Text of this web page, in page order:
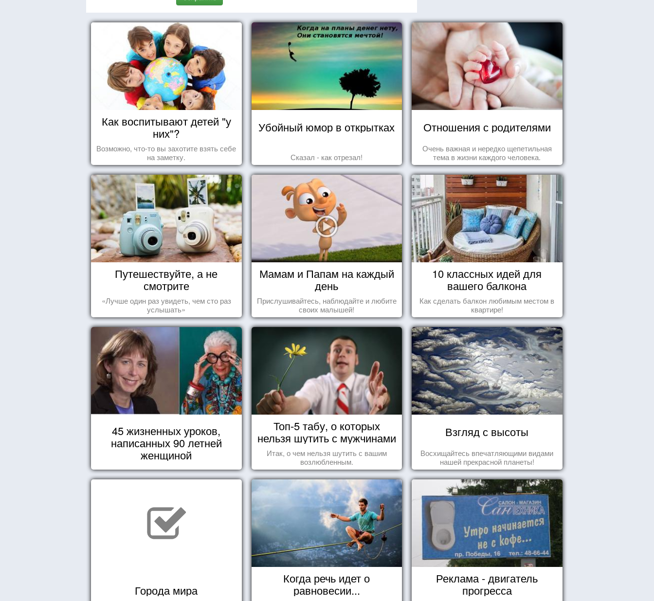
Как воспитывают детей "у
них"?
Возможно, что-то вы захотите взять себе
на заметку.
Убойный юмор в открытках
Сказал - как отрезал!
Отношения с родителями
Очень важная и нередко щепетильная
тема в жизни каждого человека.
Путешествуйте, а не
смотрите
«Лучше один раз увидеть, чем сто раз
услышать»
Мамам и Папам на каждый
день
Прислушивайтесь, наблюдайте и любите
своих малышей!
10 классных идей для
вашего балкона
Как сделать балкон любимым местом в
квартире!
45 жизненных уроков,
написанных 90 летней
женщиной
Топ-5 табу, о которых
нельзя шутить с мужчинами
Итак, о чем нельзя шутить с вашим
возлюбленным.
Взгляд с высоты
Восхищайтесь впечатляющими видами
нашей прекрасной планеты!
Города мира
Когда речь идет о
равновесии...
Реклама - двигатель
прогресса